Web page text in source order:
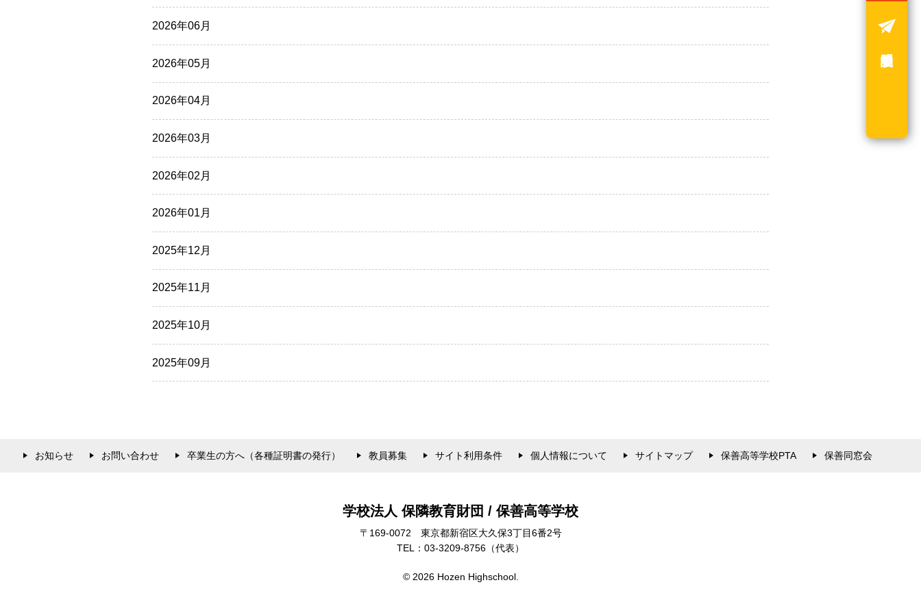
2026年06月
2026年05月
2026年04月
2026年03月
2026年02月
2026年01月
2025年12月
2025年11月
2025年10月
2025年09月
お知らせ お問い合わせ 卒業生の方へ（各種証明書の発行） 教員募集 サイト利用条件 個人情報について サイトマップ 保善高等学校PTA 保善同窓会
学校法人 保隣教育財団 / 保善高等学校
〒169-0072
東京都新宿区大久保3丁目6番2号
TEL：03-3209-8756 （代表）
© 2026 Hozen Highschool.